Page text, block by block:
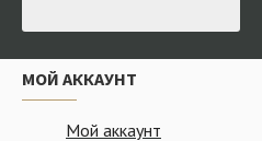
МОЙ АККАУНТ
Мой аккаунт